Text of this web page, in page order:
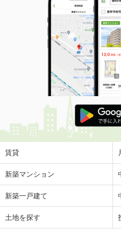
賃貸
新築マンション
新築一戸建て
土地を探す